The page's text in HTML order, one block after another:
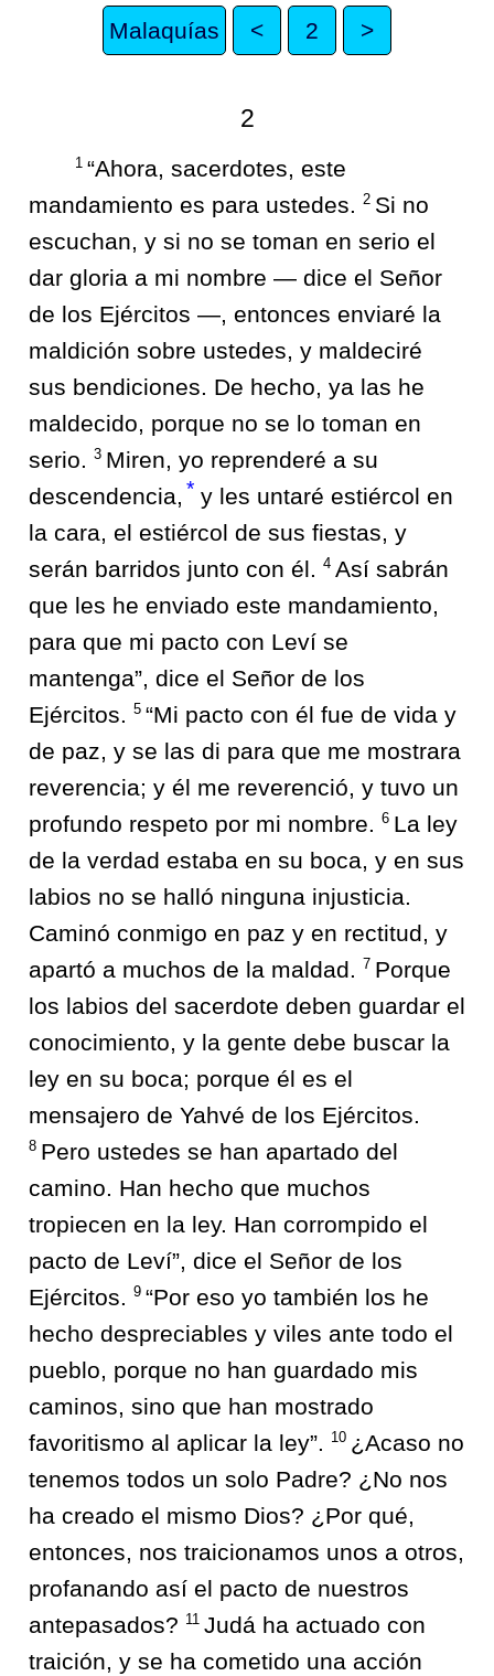
Malaquías < 2 >
2
1 “Ahora, sacerdotes, este
mandamiento es para ustedes. 2 Si no
escuchan, y si no se toman en serio el
dar gloria a mi nombre — dice el Señor
de los Ejércitos —, entonces enviaré la
maldición sobre ustedes, y maldeciré
sus bendiciones. De hecho, ya las he
maldecido, porque no se lo toman en
serio. 3 Miren, yo reprenderé a su
descendencia, * y les untaré estiércol en
la cara, el estiércol de sus fiestas, y
serán barridos junto con él. 4 Así sabrán
que les he enviado este mandamiento,
para que mi pacto con Leví se
mantenga”, dice el Señor de los
Ejércitos. 5 “Mi pacto con él fue de vida y
de paz, y se las di para que me mostrara
reverencia; y él me reverenció, y tuvo un
profundo respeto por mi nombre. 6 La ley
de la verdad estaba en su boca, y en sus
labios no se halló ninguna injusticia.
Caminó conmigo en paz y en rectitud, y
apartó a muchos de la maldad.
7 Porque
los labios del sacerdote deben guardar el
conocimiento, y la gente debe buscar la
ley en su boca; porque él es el
mensajero de Yahvé de los Ejércitos.
8 Pero ustedes se han apartado del
camino. Han hecho que muchos
tropiecen en la ley. Han corrompido el
pacto de Leví”, dice el Señor de los
Ejércitos. 9 “Por eso yo también los he
hecho despreciables y viles ante todo el
pueblo, porque no han guardado mis
caminos, sino que han mostrado
favoritismo al aplicar la ley”.
10 ¿Acaso no
tenemos todos un solo Padre? ¿No nos
ha creado el mismo Dios? ¿Por qué,
entonces, nos traicionamos unos a otros,
profanando así el pacto de nuestros
antepasados? 11 Judá ha actuado con
traición, y se ha cometido una acción